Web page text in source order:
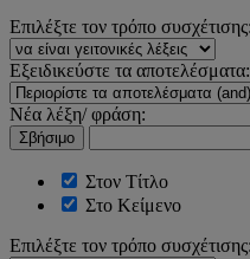
Επιλέξτε τον τρόπο συσχέτισης:
Εξειδικεύστε τα αποτελέσματα:
Νέα λέξη/ φράση:
Σβήσιμο
Στον Τίτλο
Στο Κείμενο
Επιλέξτε τον τρόπο συσχέτισης: